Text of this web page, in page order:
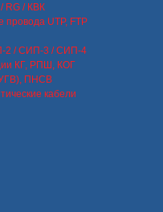
RG / КВК
UTP, FTP
2 / СИП-3 / СИП-4
КГ, РПШ, КОГ
ПНСВ
кабели